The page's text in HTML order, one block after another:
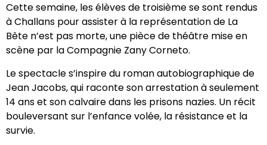
Cette semaine, les élèves de troisième se sont rendus
à Challans pour assister à la représentation de La
Bête n’est pas morte, une pièce de théâtre mise en
scène par la Compagnie Zany Corneto.
Le spectacle s’inspire du roman autobiographique de
Jean Jacobs, qui raconte son arrestation à seulement
14 ans et son calvaire dans les prisons nazies. Un récit
bouleversant sur l’enfance volée, la résistance et la
survie.